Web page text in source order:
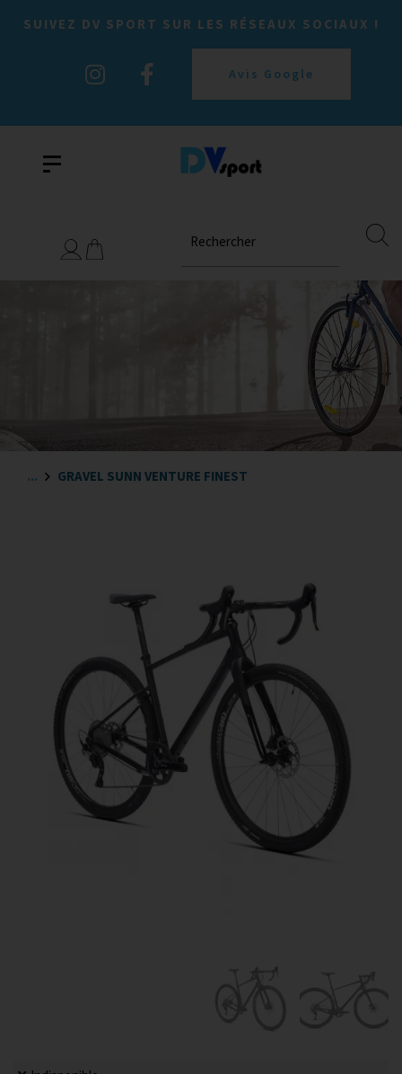
SUIVEZ DV SPORT SUR LES RÉSEAUX SOCIAUX !
Avis Google
Rechercher
... GRAVEL SUNN VENTURE FINEST